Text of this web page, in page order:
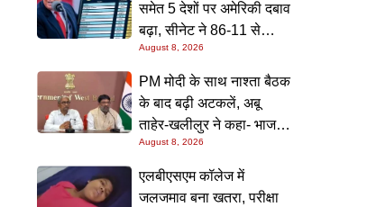
समेत 5 देशों पर अमेरिकी दबाव
बढ़ा, सीनेट ने 86-11 से
100% तक अतिरिक्त टैरिफ
वाले बिल को दी मंजूरी; अभी
लागू नहीं हुआ शुल्क
August 8, 2026
PM मोदी के साथ नाश्ता बैठक
के बाद बढ़ी अटकलें, अबू
ताहेर-खलीलुर ने कहा- भाजपा
में नहीं होंगे शामिल; NCPIT में
बने रहने पर भी नहीं दिया स्पष्ट
August 8, 2026
एलबीएसएम कॉलेज में
जलजमाव बना खतरा, परीक्षा